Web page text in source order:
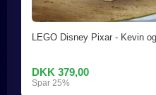
LEGO Disney Pixar - Kevin
DKK 379,00
Spar 25%